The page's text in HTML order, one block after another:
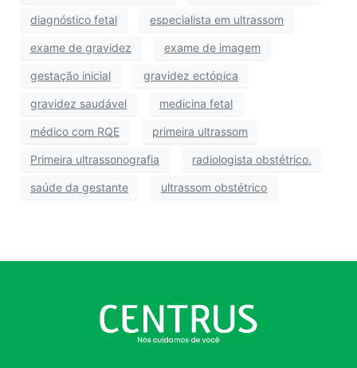
diagnóstico fetal especialista em ultrassom
exame de gravidez exame de imagem
gestação inicial gravidez ectópica
gravidez saudável medicina fetal
médico com RQE primeira ultrassom
Primeira ultrassonografia radiologista obstétrico.
saúde da gestante ultrassom obstétrico